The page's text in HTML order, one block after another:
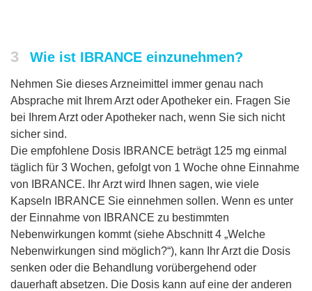
3 Wie ist IBRANCE einzunehmen?
Nehmen Sie dieses Arzneimittel immer genau nach
Absprache mit Ihrem Arzt oder Apotheker ein. Fragen Sie
bei Ihrem Arzt oder Apotheker nach, wenn Sie sich nicht
sicher sind.
Die empfohlene Dosis IBRANCE beträgt 125 mg einmal
täglich für 3 Wochen, gefolgt von 1 Woche ohne Einnahme
von IBRANCE. Ihr Arzt wird Ihnen sagen, wie viele
Kapseln IBRANCE Sie einnehmen sollen. Wenn es unter
der Einnahme von IBRANCE zu bestimmten
Nebenwirkungen kommt (siehe Abschnitt 4 „Welche
Nebenwirkungen sind möglich?“), kann Ihr Arzt die Dosis
senken oder die Behandlung vorübergehend oder
dauerhaft absetzen. Die Dosis kann auf eine der anderen